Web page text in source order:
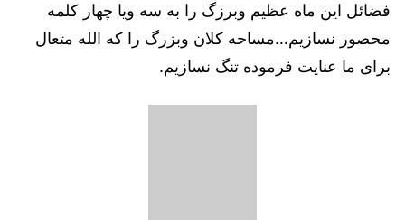
فضائل اين ماه عظيم وبرزگ را به سه ويا چهار كلمه
محصور نسازيم…مساحه کلان وبزرگ را که الله متعال
برای ما عنایت فرموده تنگ نسازيم.